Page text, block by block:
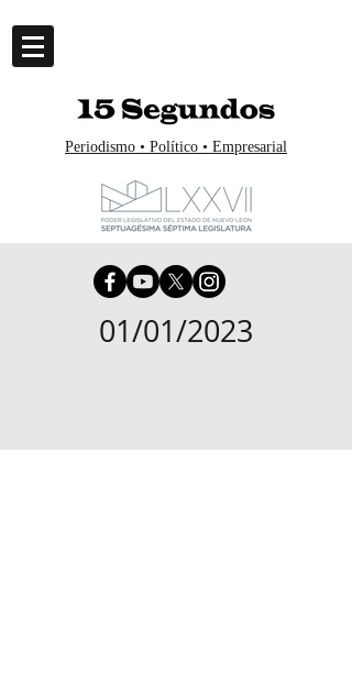
Periodismo • Político • Empresarial
01/01/2023